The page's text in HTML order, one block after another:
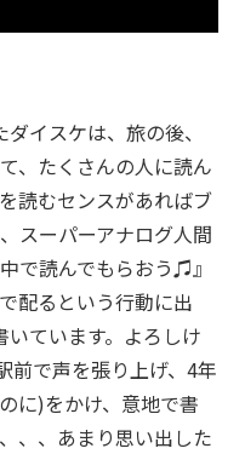
イスケは、旅の後、
、たくさんの人に読ん
読むセンスがあればブ
スーパーアナログ人間
で読んでもらおう♫』
配るという行動に出
ています。よろしけ
前で声を張り上げ、4年
に)をかけ、意地で書
、、あまり思い出した